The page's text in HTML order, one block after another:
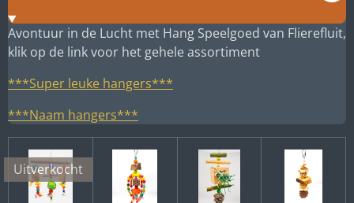
Avontuur in de Lucht met Hang Speelgoed van Flierefluit,
klik op de link voor het gehele assortiment
***Super leuke hangers***
***Naam hangers***
Uitverkocht